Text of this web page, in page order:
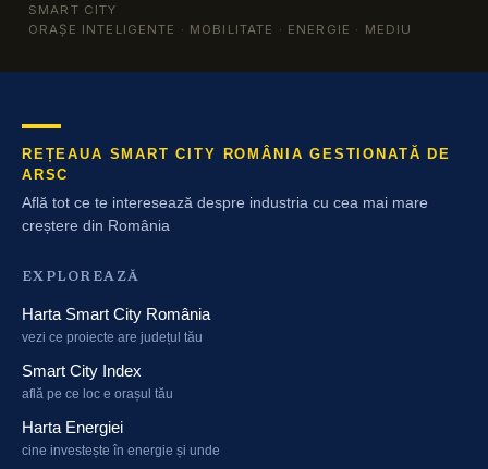
SMART CITY
ORAȘE INTELIGENTE · MOBILITATE · ENERGIE · MEDIU
REȚEAUA SMART CITY ROMÂNIA GESTIONATĂ DE
ARSC
Află tot ce te interesează despre industria cu cea mai mare
creștere din România
EXPLOREAZĂ
Harta Smart City România
vezi ce proiecte are județul tău
Smart City Index
află pe ce loc e orașul tău
Harta Energiei
cine investește în energie și unde